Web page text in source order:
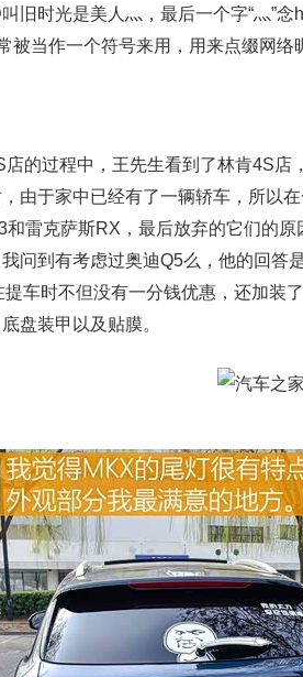
时光是美人灬，最后一个字“灬”念
被当作一个符号来用，用来点缀网络
的过程中，王先生看到了林肯4S
由于家中已经有了一辆轿车，所以
和雷克萨斯RX，最后放弃的它们的
问到有考虑过奥迪Q5么，他的回答
车时不但没有一分钱优惠，还加装
盘装甲以及贴膜。